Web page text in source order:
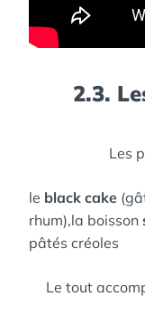
2.3.
Les
le black cake
rhum),la boisson
pâtés créoles
Le tout